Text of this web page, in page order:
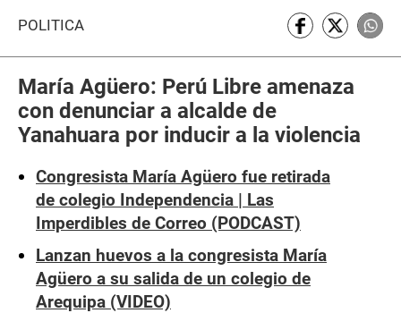
POLÍTICA
María Agüero: Perú Libre amenaza
con denunciar a alcalde de
Yanahuara por inducir a la violencia
Congresista María Agüero fue retirada
de colegio Independencia | Las
Imperdibles de Correo (PODCAST)
Lanzan huevos a la congresista María
Agüero a su salida de un colegio de
Arequipa (VIDEO)